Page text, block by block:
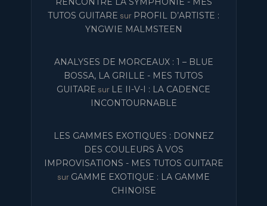
TUTOS GUITARE sur PROFIL D’ARTISTE :
YNGWIE MALMSTEEN
ANALYSES DE MORCEAUX : 1 – BLUE
BOSSA, LA GRILLE - MES TUTOS
GUITARE sur LE II-V-I : LA CADENCE
INCONTOURNABLE
LES GAMMES EXOTIQUES : DONNEZ
DES COULEURS À VOS
IMPROVISATIONS - MES TUTOS GUITARE
sur GAMME EXOTIQUE : LA GAMME
CHINOISE